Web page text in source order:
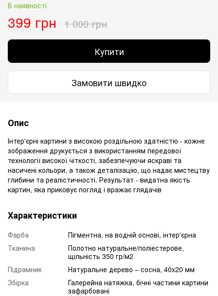
В наявності
399 грн 1 000 грн
Купити
Замовити швидко
Опис
Інтер'єрні картини з високою роздільною здатністю - кожне
зображення друкується з використанням передової
технології високої чіткості, забезпечуючи яскраві та
насичені кольори, а також деталізацію, що надає мистецтву
глибини та реалістичності. Результат - видатна якість
картин, яка приковує погляд і вражає глядачів
Характеристики
Фарба
Пігментна, на водній основі, інтер'єрна
Тканина
Полотно натуральне/поліестерове,
щільність 350 гр/м2
Підрамник
Натуральне дерево – сосна, 40x20 мм
Збірка
Галерейна натяжка, бічні частини картини
зафарбовані